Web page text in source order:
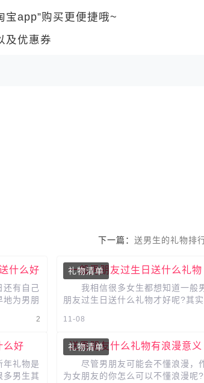
app”购买更便捷哦~
优惠券
下一篇： 送男生的礼物排
什么好
有自己
地为男朋
的8...
2
礼物清单
一般男朋友过生日送什么礼物
我相信很多女生都想知道一般
朋友过生日送什么礼物才好呢?其实
根据他们的兴趣爱好来选择礼...
11-08
么好
礼物是
多男生其
礼物清单
送男朋友什么礼物有浪漫意义
尽管男朋友可能会不懂浪漫，
为女朋友的你怎么可以不懂浪漫呢?